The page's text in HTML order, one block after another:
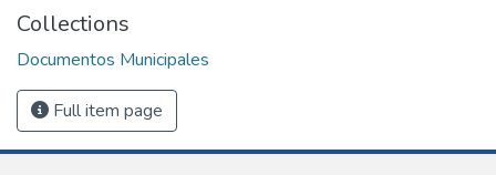
Collections
Documentos Municipales
Full item page